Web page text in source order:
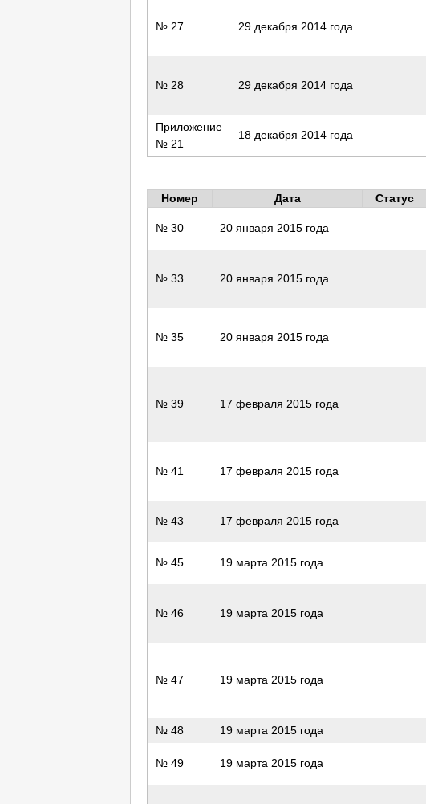
№ 27 29 декабря 2014 года
№ 28 29 декабря 2014 года
Приложение
№ 21
18 декабря 2014 года
Номер Дата Статус
№ 30 20 января 2015 года
№ 33 20 января 2015 года
№ 35 20 января 2015 года
№ 39 17 февраля 2015 года
№ 41 17 февраля 2015 года
№ 43 17 февраля 2015 года
№ 45 19 марта 2015 года
№ 46 19 марта 2015 года
№ 47 19 марта 2015 года
№ 48 19 марта 2015 года
№ 49 19 марта 2015 года